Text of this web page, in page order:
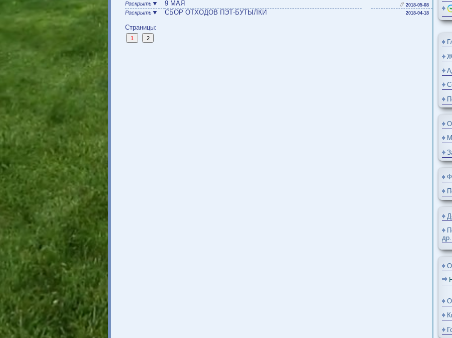
Раскрыть ▼ЗАВЕРШЕНИЕ ОТОПИТЕЛЬНОГО СЕЗОНА 2018-05-29
Раскрыть ▼БАЛАНС В ЛИЧНОМ КАБИНЕТЕ 2018-05-18
2018-05-08
Раскрыть